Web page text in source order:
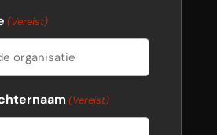
(Vereist)
(Vereist)